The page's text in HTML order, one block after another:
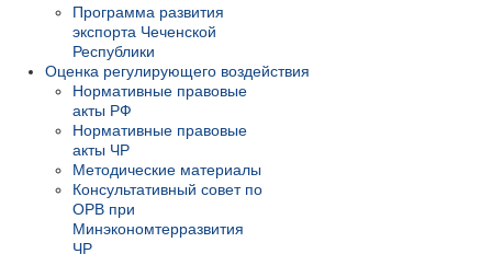
Программа развития
экспорта Чеченской
Республики
Оценка регулирующего воздействия
Нормативные правовые
акты РФ
Нормативные правовые
акты ЧР
Методические материалы
Консультативный совет по
ОРВ при
Минэкономтерразвития
ЧР